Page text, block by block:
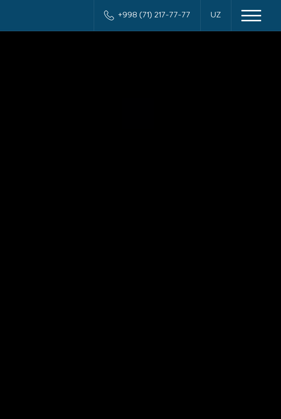
+998 (71) 217-77-77 UZ